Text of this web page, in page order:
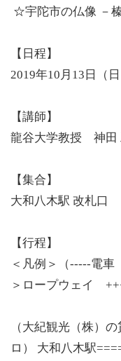
☆宇陀市の仏像 －
【日程】
2019年10月13日（
【講師】
龍谷大学教授 神
【集合】
大和八木駅 改札口
【行程】
＜凡例＞（-----電
＞ロープウェイ
（大紀観光（株）
ロ） 大和八木駅